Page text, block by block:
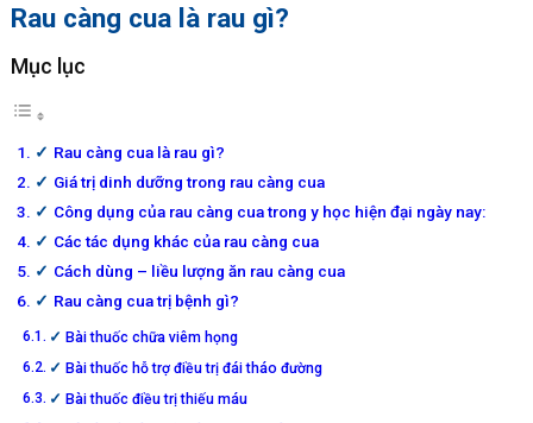
Rau càng cua là rau gì?
Mục lục
Rau càng cua là rau gì?
Giá trị dinh dưỡng trong rau càng cua
Công dụng của rau càng cua trong y học hiện đại ngày nay:
Các tác dụng khác của rau càng cua
Cách dùng – liều lượng ăn rau càng cua
Rau càng cua trị bệnh gì?
Bài thuốc chữa viêm họng
Bài thuốc hỗ trợ điều trị đái tháo đường
Bài thuốc điều trị thiếu máu